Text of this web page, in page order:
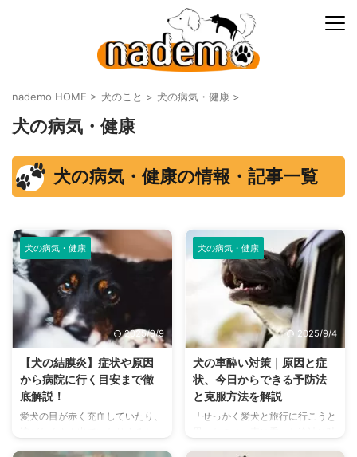
nademo HOME > 犬のこと > 犬の病気・健康 >
犬の病気・健康
犬の病気・健康の情報・記事一覧
犬の病気・健康
2025/9/9
【犬の結膜炎】症状や原因
から病院に行く目安まで徹
底解説！
愛犬の目が赤く充血していたり、
心配になりますよね。その症状、
犬の病気・健康
2025/9/4
犬の車酔い対策｜原因と症
状、今日からできる予防法
と克服方法を解説
「せっかく愛犬と旅行に行こうと